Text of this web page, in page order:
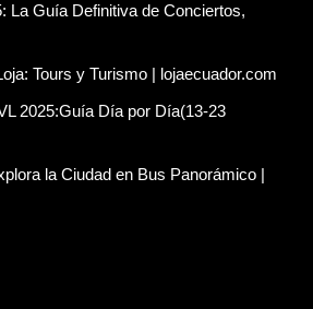
La Guía Definitiva de Conciertos,
Tours y Turismo | lojaecuador.com
2025:Guía Día por Día(13-23
la Ciudad en Bus Panorámico |